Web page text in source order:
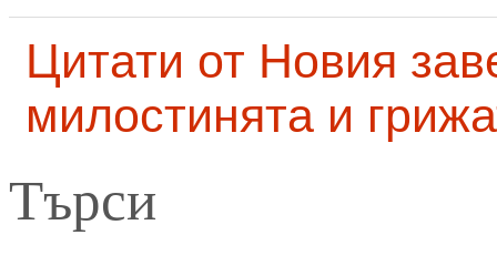
Цитати от Новия
милостинята и
Търси